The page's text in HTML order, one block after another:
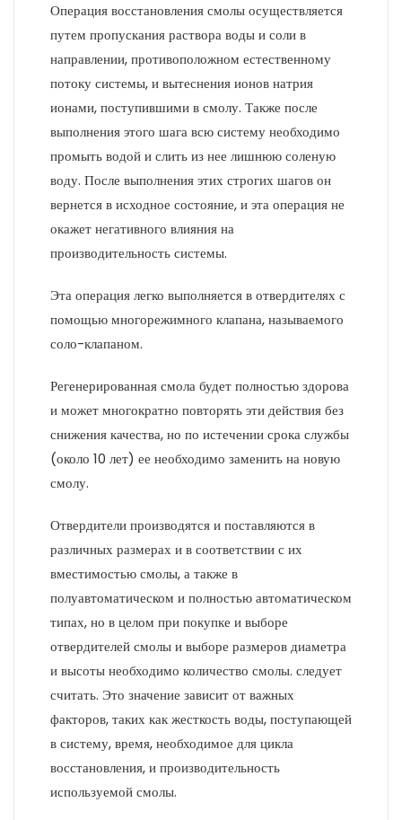
Операция восстановления смолы осуществляется
путем пропускания раствора воды и соли в
направлении, противоположном естественному
потоку системы, и вытеснения ионов натрия
ионами, поступившими в смолу. Также после
выполнения этого шага всю систему необходимо
промыть водой и слить из нее лишнюю соленую
воду. После выполнения этих строгих шагов он
вернется в исходное состояние, и эта операция не
окажет негативного влияния на
производительность системы.
Эта операция легко выполняется в отвердителях с
помощью многорежимного клапана, называемого
соло-клапаном.
Регенерированная смола будет полностью здорова
и может многократно повторять эти действия без
снижения качества, но по истечении срока службы
(около 10 лет) ее необходимо заменить на новую
смолу.
Отвердители производятся и поставляются в
различных размерах и в соответствии с их
вместимостью смолы, а также в
полуавтоматическом и полностью автоматическом
типах, но в целом при покупке и выборе
отвердителей смолы и выборе размеров диаметра
и высоты необходимо количество смолы. следует
считать. Это значение зависит от важных
факторов, таких как жесткость воды, поступающей
в систему, время, необходимое для цикла
восстановления, и производительность
используемой смолы.